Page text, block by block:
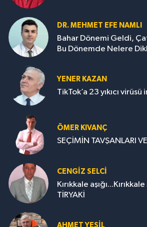
DR. MEHMET EFE NAMLI
Bahar Dönemi Geldi,
Bu Dönemde Nelere
YENER KAZAN
TikTok’a 23 yıkıcı virüsü
ÖMER KIVANÇ
SEÇİMİN TAVŞANLARI
CENGİZ SELCİ
Kırıkkale
TİRYAKİ
AHMET YEŞİL